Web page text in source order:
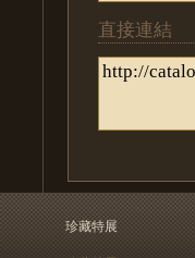
直接連結
珍藏特展